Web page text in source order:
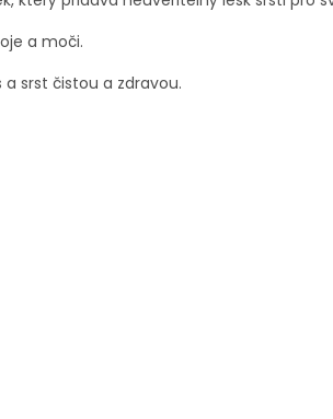
a moči.
srst čistou a zdravou.